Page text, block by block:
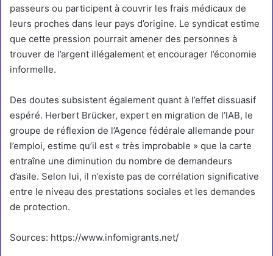
passeurs ou participent à couvrir les frais médicaux de
leurs proches dans leur pays d’origine. Le syndicat estime
que cette pression pourrait amener des personnes à
trouver de l’argent illégalement et encourager l’économie
informelle.
Des doutes subsistent également quant à l’effet dissuasif
espéré. Herbert Brücker, expert en migration de l’IAB, le
groupe de réflexion de l’Agence fédérale allemande pour
l’emploi, estime qu’il est « très improbable » que la carte
entraîne une diminution du nombre de demandeurs
d’asile. Selon lui, il n’existe pas de corrélation significative
entre le niveau des prestations sociales et les demandes
de protection.
Sources: https://www.infomigrants.net/